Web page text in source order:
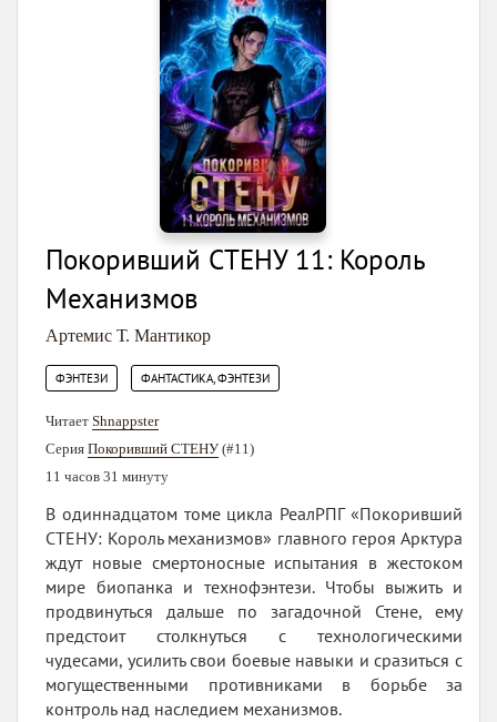
Покоривший СТЕНУ 11: Король
Механизмов
Артемис Т. Мантикор
ФЭНТЕЗИ ФАНТАСТИКА, ФЭНТЕЗИ
Читает Shnappster
Серия Покоривший СТЕНУ (#11)
11 часов 31 минуту
В одиннадцатом томе цикла РеалРПГ «Покоривший
СТЕНУ: Король механизмов» главного героя Арктура
ждут новые смертоносные испытания в жестоком
мире биопанка и технофэнтези. Чтобы выжить и
продвинуться дальше по загадочной Стене, ему
предстоит столкнуться с технологическими
чудесами, усилить свои боевые навыки и сразиться с
могущественными противниками в борьбе за
контроль над наследием механизмов.